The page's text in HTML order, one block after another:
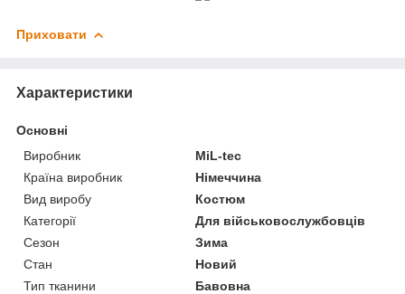
Приховати
Характеристики
Основні
Виробник
MiL-tec
Країна виробник
Німеччина
Вид виробу
Костюм
Категорії
Для військовослужбовців
Сезон
Зима
Стан
Новий
Тип тканини
Бавовна